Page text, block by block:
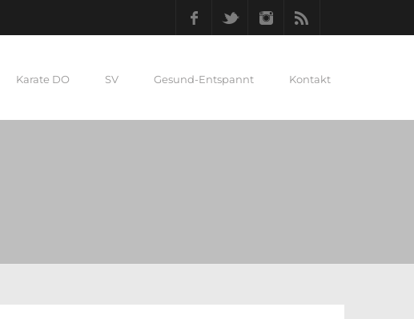
FacebookTwitter Instagram
Karate DO SV Gesund-Entspannt Kontakt